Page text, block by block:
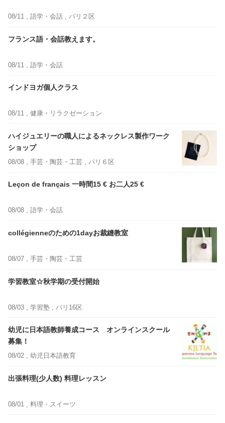
08/11 , 語学・会話 , パリ２区
フランス語・会話教えます。
08/11 , 語学・会話
インドヨガ個人クラス
08/11 , 健康・リラクゼーション
ハイジュエリーの職人によるネックレス製作ワーク
ショップ
08/08 , 手芸・陶芸・工芸 , パリ６区
Leçon de français 一時間15 € お二人25 €
08/08 , 語学・会話
collégienneのための1dayお裁縫教室
08/07 , 手芸・陶芸・工芸
学習教室☆秋学期の受付開始
08/03 , 学習塾 , パリ16区
幼児に日本語教師養成コース オンラインスクール
募集！
08/02 , 幼児日本語教育
出張料理(少人数) 料理レッスン
08/01 , 料理・スイーツ